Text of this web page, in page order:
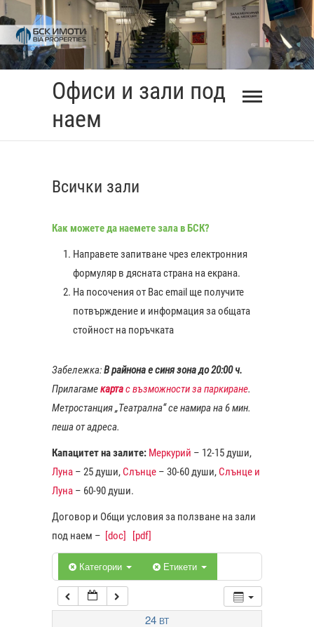
Skip
to
content
Офиси и зали под
наем
Всички зали
Как можете да наемете зала в БСК?
Направете запитване чрез електронния
формуляр в дясната страна на екрана.
На посочения от Вас еmail ще получите
потвърждение и информация за общата
стойност на поръчката
Забележка:В райнона е синя зона до 20:00 ч.
Прилагамекартас възможности за паркиране.
Метростанция „Театрална“ се намира на 6 мин.
пеша от адреса.
Капацитет на залите: Меркурий – 12-15 души,
Луна – 25 души, Слънце – 30-60 души, Слънце и
Луна – 60-90 души.
Договор и Общи условия за ползване на зали
под наем – [doc] [pdf]
Категории Етикети
24 ВТ
2:00
4:00
5:00
7:00